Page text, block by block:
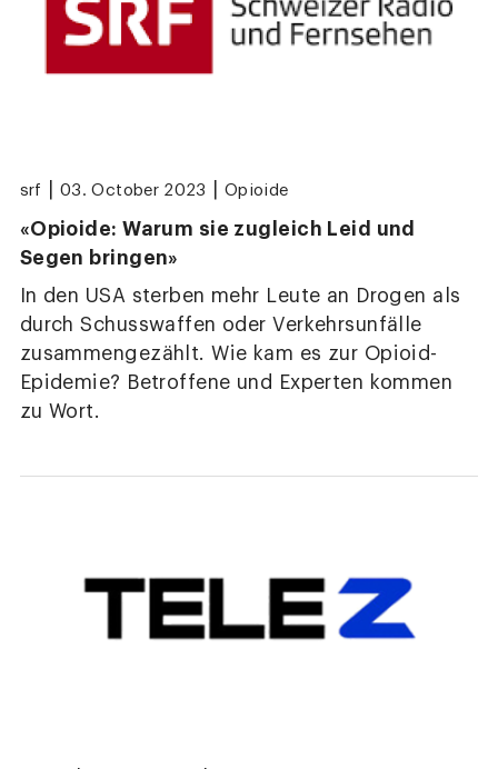
srf 03. October 2023 Opioide
«Opioide: Warum sie zugleich Leid und
Segen bringen»
In den USA sterben mehr Leute an Drogen als
durch Schusswaffen oder Verkehrsunfälle
zusammengezählt. Wie kam es zur Opioid-
Epidemie? Betroffene und Experten kommen
zu Wort.